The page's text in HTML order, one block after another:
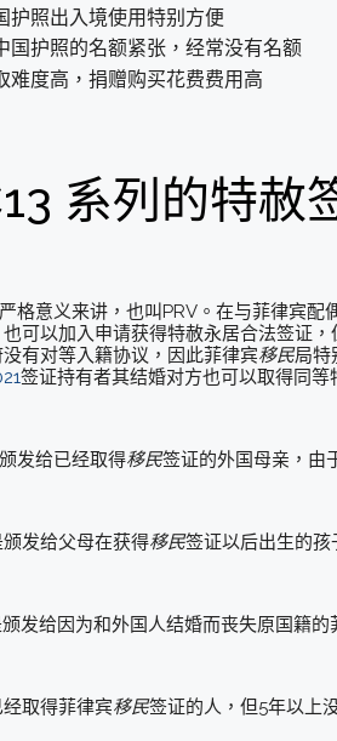
护照出入境使用特别方便
国护照的名额紧张，经常没有名额
难度高，捐赠购买花费费用高
系列的特赦
格意义来讲，也叫PRV。在与菲律宾
可以加入申请获得特赦永居合法签证
有对等入籍协议，因此菲律宾移民局特
签证持有者其结婚对方也可以取得同
发给已经取得移民签证的外国母亲，由
发给父母在获得移民签证以后出生的孩
发给因为和外国人结婚而丧失原国籍
取得菲律宾移民签证的人，但5年以上